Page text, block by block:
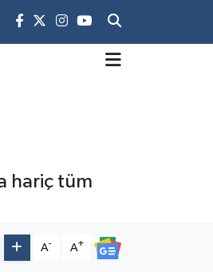
hariç tüm
A- A+